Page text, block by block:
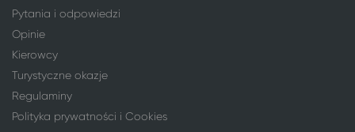
Sieradz
Gdańsk
Sompolno
Stronie Śląskie
Suwałki
Gdańsk
Szczytno*
Toruń
Gdańsk
Pytania i odpowiedzi
Opinie
Kierowcy
Turystyczne okazje
Regulaminy
Polityka prywatności i Cookies